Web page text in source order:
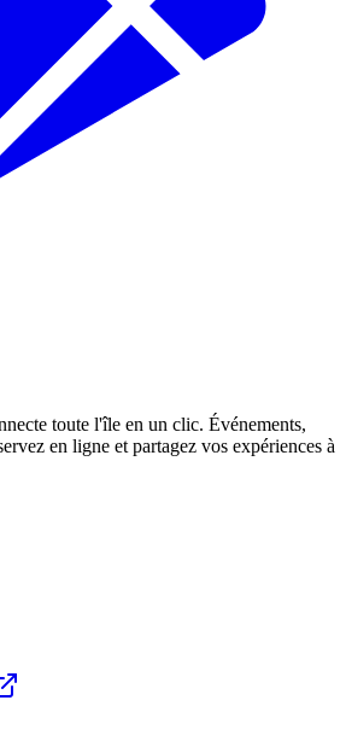
toute l'île en un clic. Événements,
en ligne et partagez vos expériences à